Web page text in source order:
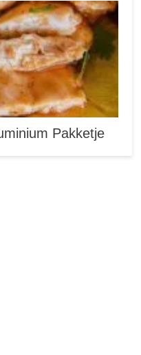
Pakketje